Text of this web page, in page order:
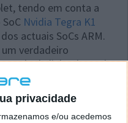
privacidade
e/ou acedemos
tendo em conta a
Nvidia Tegra K1
actuais SoCs ARM.
verdadeiro
de linha da Apple